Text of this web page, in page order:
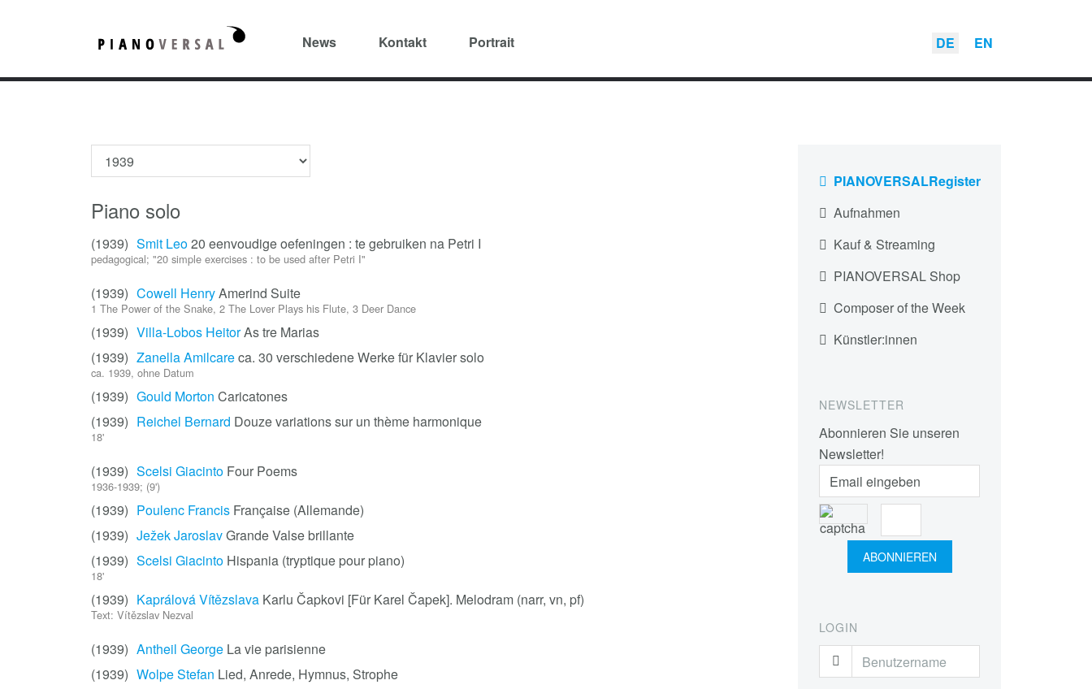
News Kontakt Portrait DE EN
Piano solo
Smit Leo20 eenvoudige oefeningen : te gebruiken na Petri I
(1939)
pedagogical; "20 simple exercises : to be used after Petri I"
Cowell HenryAmerind Suite
(1939)
1 The Power of the Snake, 2 The Lover Plays his Flute, 3 Deer Dance
Villa-Lobos HeitorAs tre Marias
(1939)
Zanella Amilcareca. 30 verschiedene Werke für Klavier solo
(1939)
ca. 1939, ohne Datum
Gould Morton Caricatones
(1939)
Reichel Bernard Douze variations sur un thème harmonique
(1939)
18'
Scelsi Giacinto Four Poems
(1939)
1936-1939; (9')
Poulenc Francis Française (Allemande)
(1939)
Ježek JaroslavGrande Valse brillante
(1939)
Scelsi Giacinto Hispania (tryptique pour piano)
(1939)
18'
Kaprálová Vítězslava Karlu Čapkovi [Für Karel Čapek]. Melodram (narr, vn, pf)
(1939)
Text: Vítězslav Nezval
Antheil George La vie parisienne
(1939)
Wolpe Stefan Lied, Anrede, Hymnus, Strophe
(1939)
PIANOVERSALRegister
Aufnahmen
Kauf & Streaming
PIANOVERSAL Shop
Composer of the Week
Künstler:innen
NEWSLETTER
Abonnieren Sie unseren
Newsletter!
LOGIN